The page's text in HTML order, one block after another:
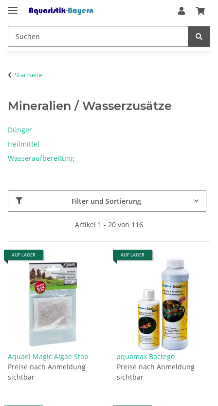
Startseite
Mineralien / Wasserzusätze
Dünger
Heilmittel
Wasseraufbereitung
Filter und Sortierung
Artikel 1 - 20 von 116
AUF LAGER
Aquael Magic Algae Stop
Preise nach Anmeldung
sichtbar
AUF LAGER
aquamax Bactego
Preise nach Anmeldung
sichtbar